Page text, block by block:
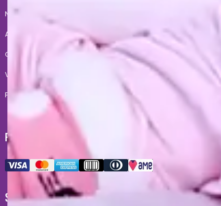
Nossas lojas
Acesso lojista
Quero revender
Vendas corporativas
Políticas de Privacidade
Meus pedidos
Formas de Pagamento
Troca e devoluções
FORMAS DE PAGAMENTO
SELOS DE SEGURANÇA